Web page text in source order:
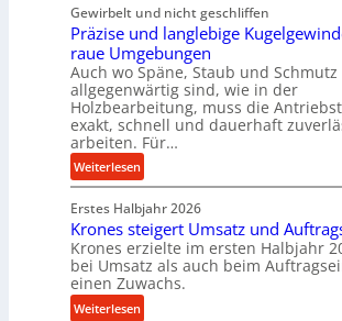
b
e
i
m
D
r
ü
c
k
p
r
o
z
e
s
u
g
e
l
g
e
w
i
n
e
r
i
Gewirbelt und nicht geschliffen
Präzise und langlebige
raue Umgebungen
Auch wo Späne, Staub und Schmutz
allgegenwärtig sind, wie in der
Holzbearbeitung, muss die
exakt, schnell und dauerhaft
arbeiten. Für…
Weiterlesen:
P
r
ä
z
i
s
e
Erstes Halbjahr 2026
Krones steigert Umsatz und
Krones erzielte im ersten Halbjahr
bei Umsatz als auch beim
einen Zuwachs.
Weiterlesen: